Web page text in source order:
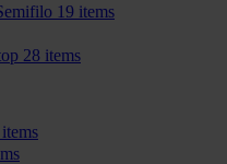
19 items
28 items
items